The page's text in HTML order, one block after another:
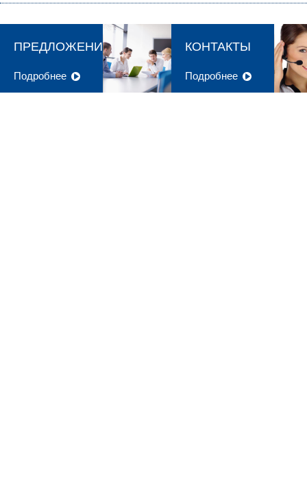
ПРЕДЛОЖЕНИЯ
Подробнее
КОНТАКТЫ
Подробнее